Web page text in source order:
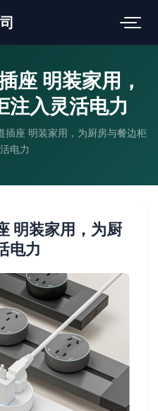
座 明装家用，
注入灵活电力
插座 明装家用，为厨房与餐边柜
电力
明装家用，为厨
电力